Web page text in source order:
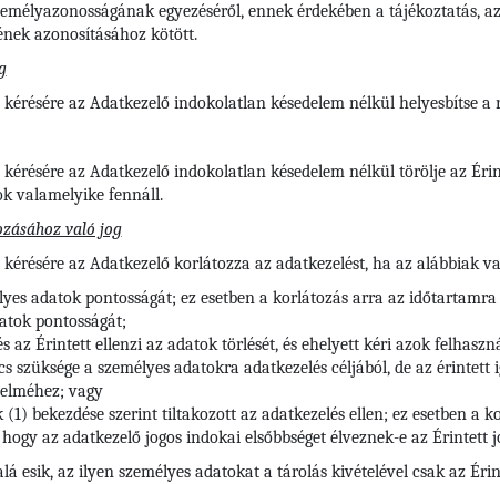
egyezéséről, ennek érdekében a tájékoztatás,
azonosításához kötött.
az Adatkezelő indokolatlan késedelem nélkül helyesbítse
az Adatkezelő indokolatlan késedelem nélkül törölje az
valamelyike fennáll.
való jog
az Adatkezelő korlátozza az adatkezelést, ha az alábbiak
adatok pontosságát; ez esetben a korlátozás arra az
pontosságát;
az Érintett ellenzi az adatok törlését, és ehelyett kéri azok
szüksége a személyes adatokra adatkezelés céljából, de az
vagy
(1) bekezdése szerint tiltakozott az adatkezelés ellen; ez esetben
az adatkezelő jogos indokai elsőbbséget élveznek-e az Érintett
esik, az ilyen személyes adatokat a tárolás kivételével csak az